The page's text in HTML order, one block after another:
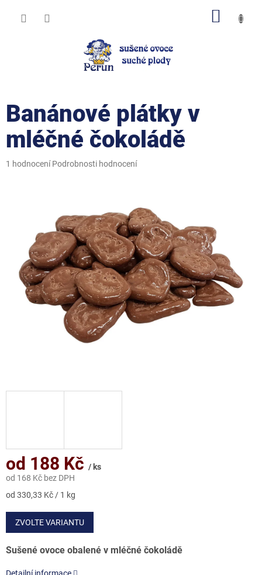
Banánové plátky v
mléčné čokoládě
Průměrné
hvězdiček.
1 hodnocení Podrobnosti hodnocení
od 188 Kč / ks
od 168 Kč bez DPH
Měrná
od 330,33 Kč / 1 kg
ZVOLTE VARIANTU
Sušené ovoce obalené v mléčné čokoládě
Detailní informace